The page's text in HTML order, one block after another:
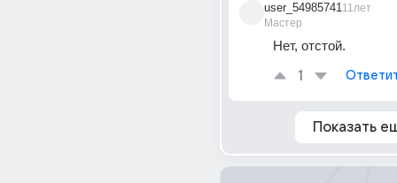
user_54985741
Мастер
11лет
Нет, отстой.
1
Показать